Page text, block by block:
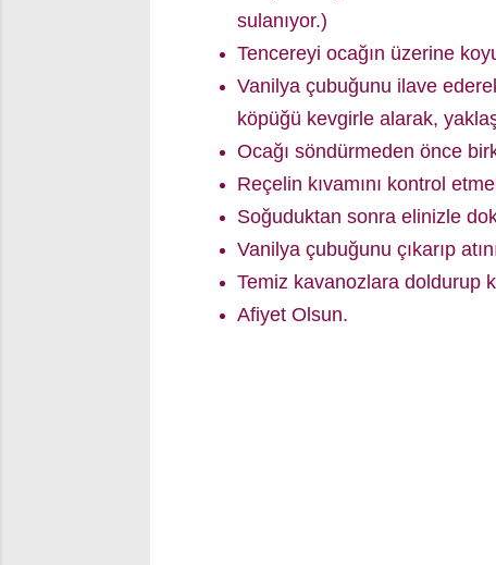
sulanıyor.)
Tencereyi ocağın üzerine
Vanilya çubuğunu ilave
köpüğü kevgirle alarak,
Ocağı söndürmeden önce
Reçelin kıvamını kontrol
Soğuduktan sonra elinizle
Vanilya çubuğunu çıkarıp
Temiz kavanozlara doldurup
Afiyet Olsun.